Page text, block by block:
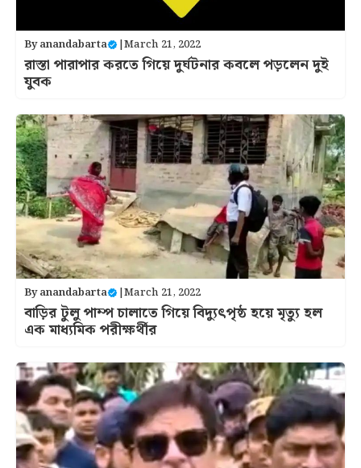
Byanandabarta |March 21, 2022
রাস্তা পারাপার করতে গিয়ে দুর্ঘটনার কবলে পড়লেন দুই
যুবক
Byanandabarta |March 21, 2022
বাড়ির টুলু পাম্প চালাতে গিয়ে বিদ্যুত্‍পৃষ্ঠ হয়ে মৃত্যু হল
এক মাধ্যমিক পরীক্ষর্থীর